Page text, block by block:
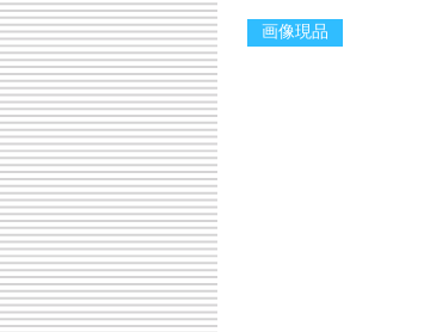
画像現品